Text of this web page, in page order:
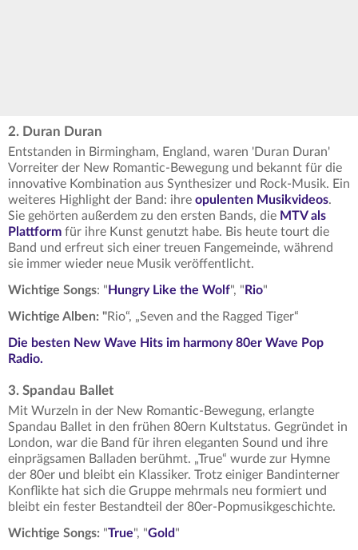
2. Duran Duran
Entstanden in Birmingham, England, waren 'Duran Duran'
Vorreiter der New Romantic-Bewegung und bekannt für die
innovative Kombination aus Synthesizer und Rock-Musik. Ein
weiteres Highlight der Band: ihre opulenten Musikvideos.
Sie gehörten außerdem zu den ersten Bands, die MTV als
Plattform für ihre Kunst genutzt habe. Bis heute tourt die
Band und erfreut sich einer treuen Fangemeinde, während
sie immer wieder neue Musik veröffentlicht.
Wichtige Songs: " Hungry Like the Wolf", " Rio"
Wichtige Alben: "Rio“, „Seven and the Ragged Tiger“
Die besten New Wave Hits im harmony 80er Wave Pop
Radio.
3. Spandau Ballet
Mit Wurzeln in der New Romantic-Bewegung, erlangte
Spandau Ballet in den frühen 80ern Kultstatus. Gegründet in
London, war die Band für ihren eleganten Sound und ihre
einprägsamen Balladen berühmt. „True“ wurde zur Hymne
der 80er und bleibt ein Klassiker. Trotz einiger Bandinterner
Konflikte hat sich die Gruppe mehrmals neu formiert und
bleibt ein fester Bestandteil der 80er-Popmusikgeschichte.
Wichtige Songs: "True", "Gold"